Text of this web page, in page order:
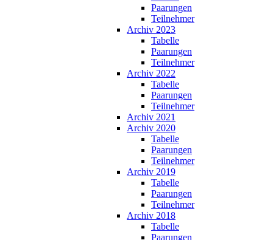
Paarungen
Teilnehmer
Archiv 2023
Tabelle
Paarungen
Teilnehmer
Archiv 2022
Tabelle
Paarungen
Teilnehmer
Archiv 2021
Archiv 2020
Tabelle
Paarungen
Teilnehmer
Archiv 2019
Tabelle
Paarungen
Teilnehmer
Archiv 2018
Tabelle
Paarungen